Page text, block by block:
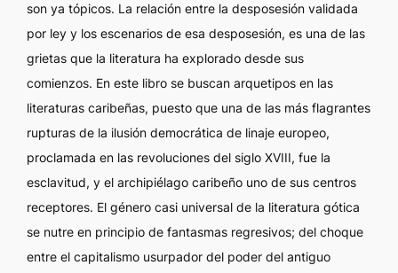
son ya tópicos. La relación entre la desposesión validada
por ley y los escenarios de esa desposesión, es una de las
grietas que la literatura ha explorado desde sus
comienzos. En este libro se buscan arquetipos en las
literaturas caribeñas, puesto que una de las más flagrantes
rupturas de la ilusión democrática de linaje europeo,
proclamada en las revoluciones del siglo XVIII, fue la
esclavitud, y el archipiélago caribeño uno de sus centros
receptores. El género casi universal de la literatura gótica
se nutre en principio de fantasmas regresivos; del choque
entre el capitalismo usurpador del poder del antiguo